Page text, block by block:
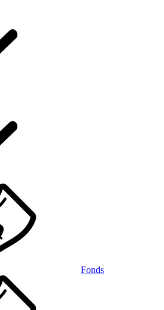
Fonds